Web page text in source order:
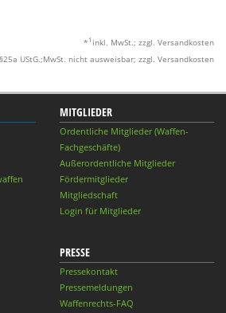
* 1 inkl. MwSt.; zzgl. Versandkosten
UStG.;MwSt. nicht ausweisbar; zzgl. Versandkosten
MITGLIEDER
Ordentliche Mitglieder (Waffen-
Fachgeschäfte)
Außerordentliche Mitglieder
Fördermitglieder
Mitgliedschaft
Login für Mitglieder
PRESSE
Pressekontakt
Pressemeldungen
Waffenrechts-FAQ